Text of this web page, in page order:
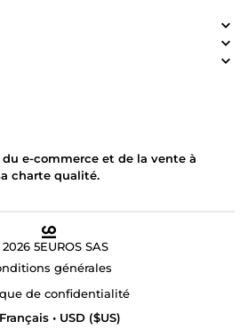
e-commerce et de la vente à
charte qualité.
5EUROS SAS
générales
de confidentialité
Français • USD ($US)